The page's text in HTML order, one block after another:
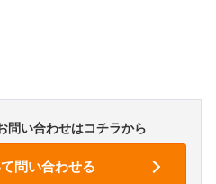
問い合わせはコチラから